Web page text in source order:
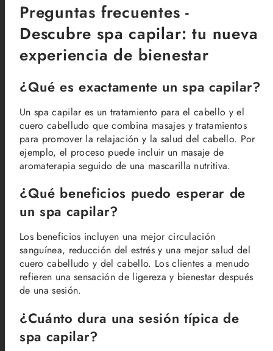
Preguntas frecuentes -
Descubre spa capilar: tu nueva
experiencia de bienestar
¿Qué es exactamente un spa capilar?
Un spa capilar es un tratamiento para el cabello y el
cuero cabelludo que combina masajes y tratamientos
para promover la relajación y la salud del cabello. Por
ejemplo, el proceso puede incluir un masaje de
aromaterapia seguido de una mascarilla nutritiva.
¿Qué beneficios puedo esperar de
un spa capilar?
Los beneficios incluyen una mejor circulación
sanguínea, reducción del estrés y una mejor salud del
cuero cabelludo y del cabello. Los clientes a menudo
refieren una sensación de ligereza y bienestar después
de una sesión.
¿Cuánto dura una sesión típica de
spa capilar?